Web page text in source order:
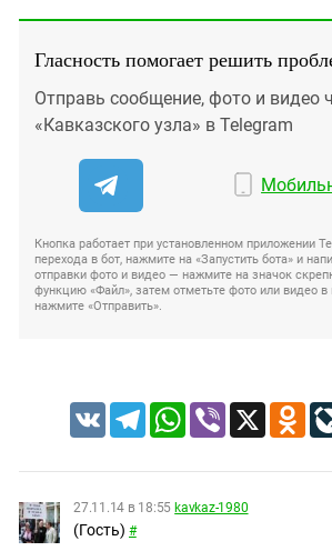
Гласность помогает решить
Отправь сообщение, фото и видео
«Кавказского узла» в Telegram
Кнопка работает при установленном приложении
перехода в бот, нажмите на «Запустить бота» и
отправки фото и видео — нажмите на значок
функцию «Файл», затем отметьте фото или видео в
нажмите «Отправить».
VK TelegramWhatsApp
Viber X
27.11.14 в 18:55 kavkaz-1980
(Гость) #